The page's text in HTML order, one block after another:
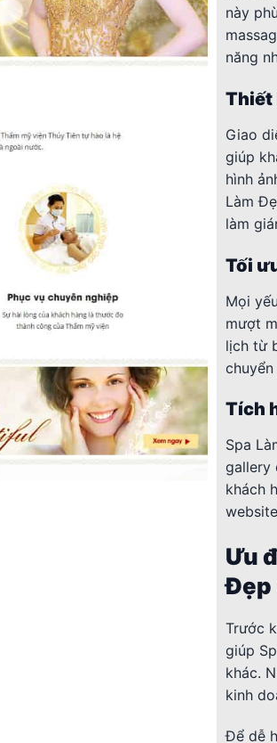
này
năng
Thiết
Giao
giúp
hình
Làm
làm
Tối
Mọi
mượt
lịch từ
Tích
Spa
gallery
khách
Ưu
Đẹp
Trước
giúp
khác.
kinh
Để dễ